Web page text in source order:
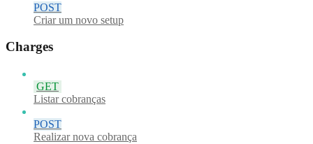
POST
Criar um novo setup
Charges
GET
Listar cobranças
POST
Realizar nova cobrança